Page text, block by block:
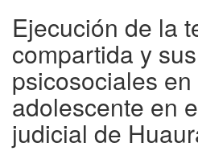
Ejecución de la
compartida y
psicosociales
adolescente en
judicial de